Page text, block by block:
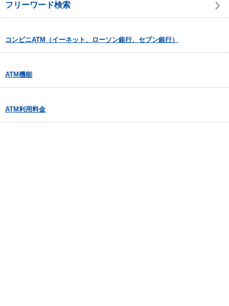
フリーワード検索
コンビニATM（イーネット、ローソン銀行、セブン銀行）
ATM機能
ATM利用料金